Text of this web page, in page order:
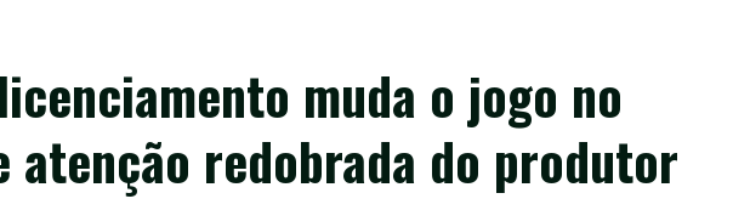
muda o jogo no
atenção redobrada do produtor